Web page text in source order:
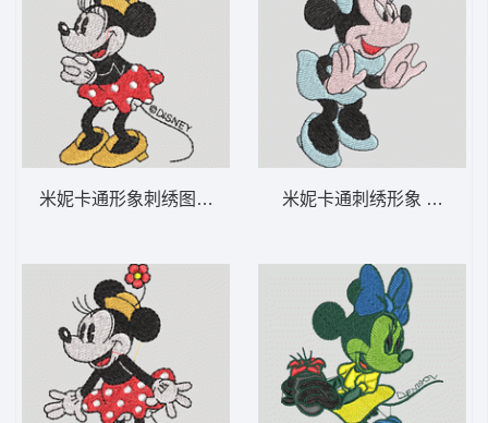
米妮卡通形象刺绣图案 米妮 57-DST格式米妮卡通刺绣形象 米妮